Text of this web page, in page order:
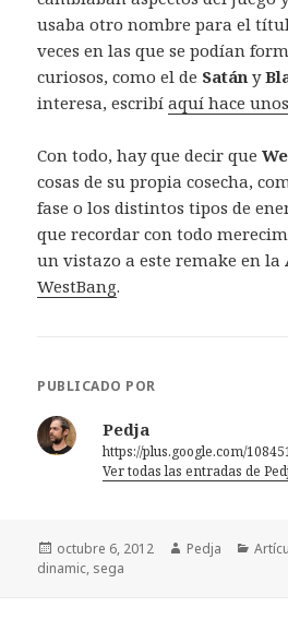
usaba otro nombre para el
veces en las que se podían
curiosos, como el de Satán y
interesa, escribíaquí hace
Con todo, hay que decir que
cosas de su propia cosecha,
fase o los distintos tipos de
que recordar con todo
un vistazo a este remake en la
WestBang.
PUBLICADO POR
Pedja
https://plus.google.com/
Ver todas las entradas de
Publicado
el
octubre 6, 2012 Autor
Pedja
dinamic, sega